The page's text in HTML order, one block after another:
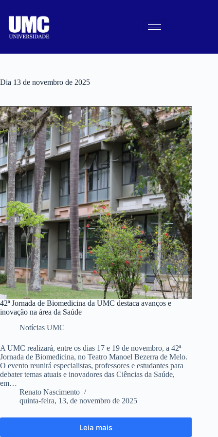
Dia 13 de novembro de 2025
42ª Jornada de Biomedicina da UMC destaca avanços e
inovação na área da Saúde
Notícias UMC
A UMC realizará, entre os dias 17 e 19 de novembro, a 42ª
Jornada de Biomedicina, no Teatro Manoel Bezerra de Melo.
O evento reunirá especialistas, professores e estudantes para
debater temas atuais e inovadores das Ciências da Saúde,
em…
Renato Nascimento
quinta-feira, 13, de novembro de 2025
Leia mais